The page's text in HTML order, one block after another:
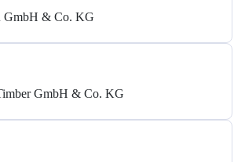
GmbH & Co. KG
GmbH & Co. KG